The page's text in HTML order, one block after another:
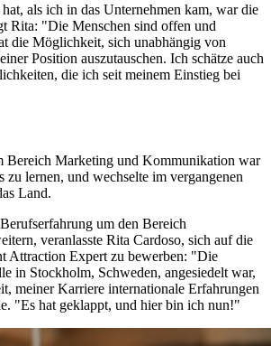
als ich in das Unternehmen kam, war die
Rita: "Die Menschen sind offen und
die Möglichkeit, sich unabhängig von
Position auszutauschen. Ich schätze auch
die ich seit meinem Einstieg bei
Bereich Marketing und Kommunikation war
zu lernen, und wechselte im vergangenen
Land.
um den Bereich
veranlasste Rita Cardoso, sich auf die
Attraction Expert zu bewerben: "Die
in Stockholm, Schweden, angesiedelt war,
meiner Karriere internationale Erfahrungen
"Es hat geklappt, und hier bin ich nun!"